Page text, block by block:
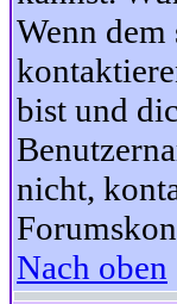
Wenn
bist und
nicht,
Nach oben